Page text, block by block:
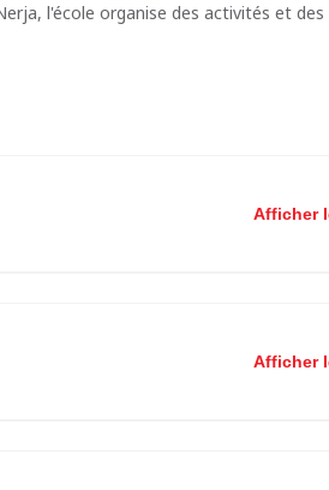
l'école organise des activités et des
Afficher
Afficher